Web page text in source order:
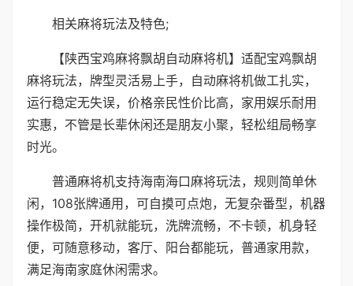
相关麻将玩法及特色;
【陕西宝鸡麻将飘胡自动麻将机】适配宝鸡飘胡
麻将玩法，牌型灵活易上手，自动麻将机做工扎实，
运行稳定无失误，价格亲民性价比高，家用娱乐耐用
实惠，不管是长辈休闲还是朋友小聚，轻松组局畅享
时光。
普通麻将机支持海南海口麻将玩法，规则简单休
闲，108张牌通用，可自摸可点炮，无复杂番型，机器
操作极简，开机就能玩，洗牌流畅，不卡顿，机身轻
便，可随意移动，客厅、阳台都能玩，普通家用款，
满足海南家庭休闲需求。